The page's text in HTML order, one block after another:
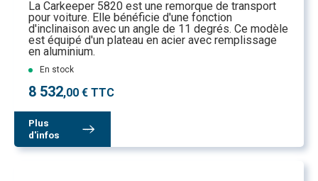
La Carkeeper 5820 est une remorque de transport
pour voiture. Elle bénéficie d'une fonction
d'inclinaison avec un angle de 11 degrés. Ce modèle
est équipé d'un plateau en acier avec remplissage
en aluminium.
En stock
8 532,00 € TTC
Plus
d'infos